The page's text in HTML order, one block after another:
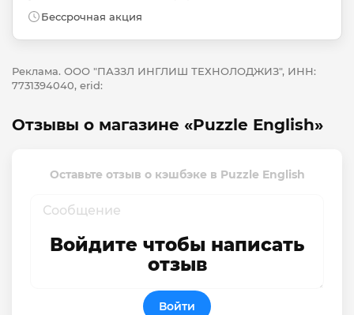
Бессрочная акция
Реклама. ООО "ПАЗЗЛ ИНГЛИШ ТЕХНОЛОДЖИЗ", ИНН:
7731394040, erid:
Отзывы о магазине «Puzzle English»
Оставьте отзыв о кэшбэке в Puzzle English
Войдите чтобы написать
отзыв
Войти